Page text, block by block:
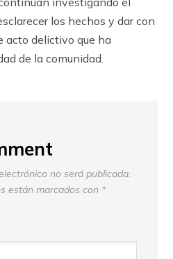
los hechos y dar con
acto delictivo que ha
de la comunidad.
no será publicada.
están marcados con *